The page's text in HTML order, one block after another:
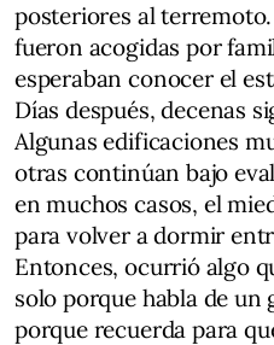
posteriores al
fueron acogidas por
esperaban conocer el
Días después, decenas
Algunas edificaciones
otras continúan bajo
en muchos casos, el
para volver a dormir
Entonces, ocurrió algo
solo porque habla de
porque recuerda para